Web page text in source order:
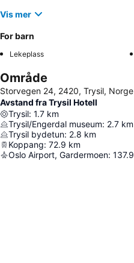
Vis mer
For barn
Lekeplass
Område
Storvegen 24, 2420, Trysil, Norge
Avstand fra Trysil Hotell
Trysil: 1.7 km
Trysil/Engerdal museum: 2.7 km
Trysil bydetun: 2.8 km
Koppang: 72.9 km
Oslo Airport, Gardermoen: 137.9